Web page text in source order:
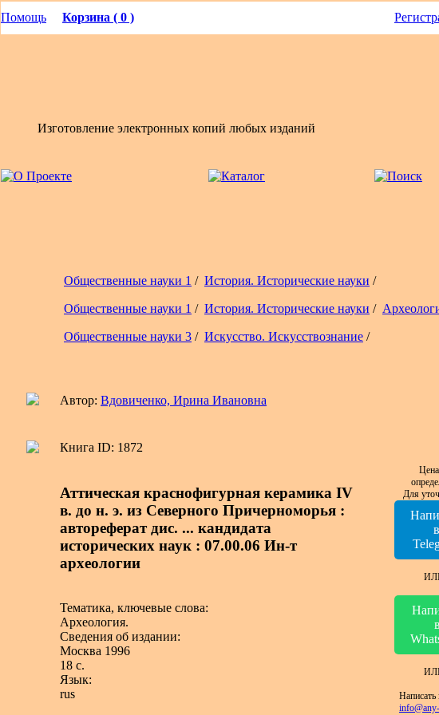
Помощь Корзина ( 0 )
Изготовление электронных копий любых изданий
Общественные науки 1 / История. Исторические науки /
Общественные науки 1 / История. Исторические науки /
Общественные науки 3 / Искусство. Искусствознание /
Автор: Вдовиченко, Ирина Ивановна
Книга ID: 1872
Аттическая краснофигурная керамика IV
в. до н. э. из Северного Причерноморья :
автореферат дис. ... кандидата
исторических наук : 07.00.06 Ин-т
археологии
Тематика, ключевые слова:
Археология.
Сведения об издании:
Москва 1996
18 с.
Язык:
rus
Для
в
в
Написать